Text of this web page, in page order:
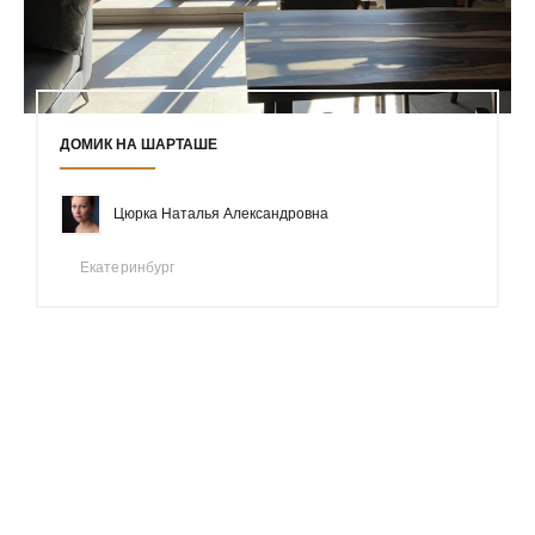
ДОМИК НА ШАРТАШЕ
Цюрка Наталья Александровна
Екатеринбург